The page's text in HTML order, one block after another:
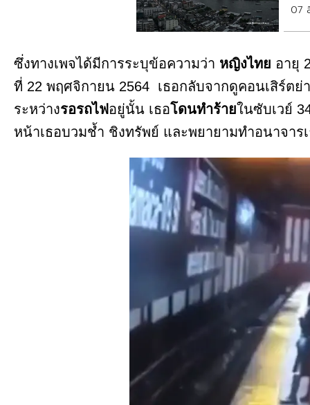
07
ซึ่งทางเพจได้มีการระบุข้อความว่า หญิงไทย อายุ
ที่ 22 พฤศจิกายน 2564 เธอกลับจากดูคอนเสิร์ต
ระหว่างรอรถไฟอยู่นั้น เธอโดนทำร้ายในซับเวย์
หน้าเธอบวมช้ำ ชิงทรัพย์ และพยายามทำอนาจา